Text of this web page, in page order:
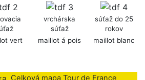
vrchárska
súťaž
súťaž do 25
rokov
vert maillot á pois maillot blanc